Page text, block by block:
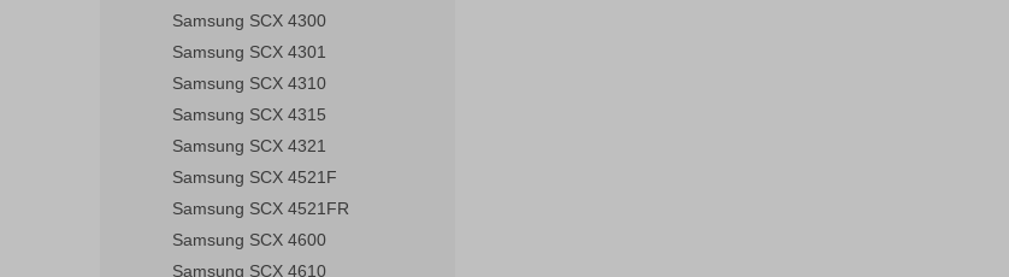
Samsung SCX 4300
Samsung SCX 4301
Samsung SCX 4310
Samsung SCX 4315
Samsung SCX 4321
Samsung SCX 4521F
Samsung SCX 4521FR
Samsung SCX 4600
Samsung SCX 4610